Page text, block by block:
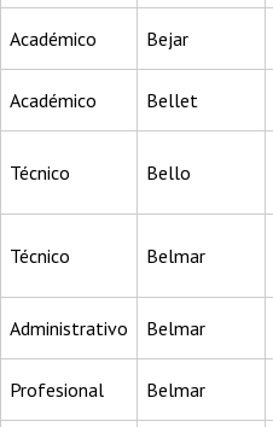
Académico Bejar
Académico Bellet
Técnico Bello
Técnico Belmar
Administrativo Belmar
Profesional Belmar